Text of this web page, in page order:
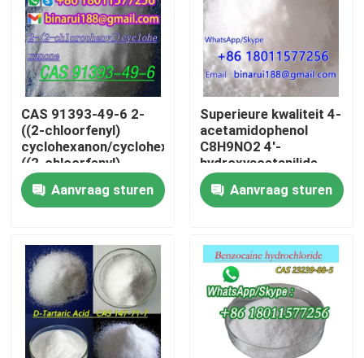
Over ons
Fabriekstocht
Kwaliteitscontrole
Vraag een offerte
Dagelijkse chemische grondstoffen
Anorganische Chemische producten Grondstof
fijne chemische tussenpersonen
CAS 91393-49-6 2-
((2-chloorfenyl)
cyclohexanon/cyclohexanon,2-
((2-chloorfenyl)
Aanvraag sturen
Superieure kwaliteit 4-
acetamidophenol
C8H9NO2 4'-
hydroxyacetanilide
CAS 103-90-2
Aanvraag sturen